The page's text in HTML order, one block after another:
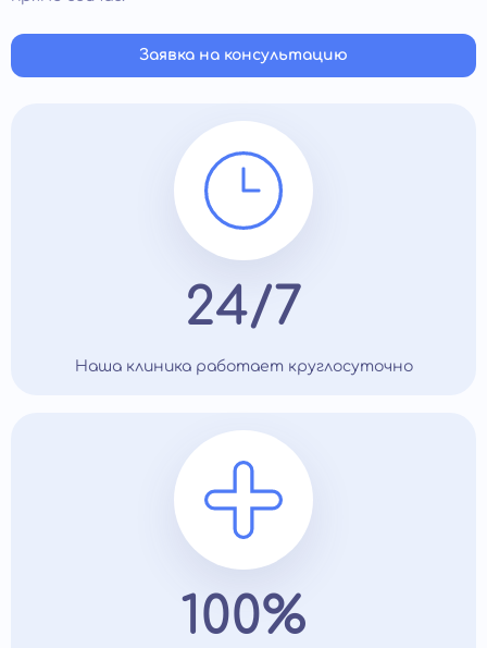
Заявка на консультацию
24/7
Наша клиника работает круглосуточно
100%